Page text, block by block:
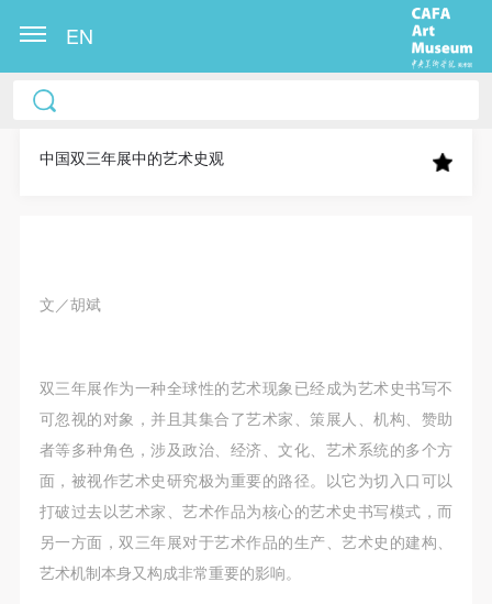
EN
中国双三年展中的艺术史观
文／胡斌
双三年展作为一种全球性的艺术现象已经成为艺术史书写不
可忽视的对象，并且其集合了艺术家、策展人、机构、赞助
者等多种角色，涉及政治、经济、文化、艺术系统的多个方
面，被视作艺术史研究极为重要的路径。以它为切入口可以
打破过去以艺术家、艺术作品为核心的艺术史书写模式，而
另一方面，双三年展对于艺术作品的生产、艺术史的建构、
艺术机制本身又构成非常重要的影响。
中央美术学院美术馆出版授权协议书
称“CAFAM”），愿意将本人参与中央美术学院美术馆
它数字媒体形式公开出版，并同意编入《中国知识资
术馆资料库》等相关资料、文献、档案机构和平台，
在中央美术学院中使用和在互联网上传播，同意按相
关“章程”规定享受相关权益。
中央美术学院美术馆活动安全免责协议书
第一条
本次活动公平公正、自愿参加与退出、风险与责任自
负的原则。但活动有风险，参加者应有必要的风险意
中央美术学院美术馆出版授权协议书
称“CAFAM”），愿意将本人参与中央美术学院美术馆
它数字媒体形式公开出版，并同意编入《中国知识资
术馆资料库》等相关资料、文献、档案机构和平台，
在中央美术学院中使用和在互联网上传播，同意按相
关“章程”规定享受相关权益。
中央美术学院美术馆活动安全免责协议书
第一条
本次活动公平公正、自愿参加与退出、风险与责任自
负的原则。但活动有风险，参加者应有必要的风险意
中央美术学院美术馆出版授权协议书
称“CAFAM”），愿意将本人参与中央美术学院美术馆
它数字媒体形式公开出版，并同意编入《中国知识资
术馆资料库》等相关资料、文献、档案机构和平台，
在中央美术学院中使用和在互联网上传播，同意按相
关“章程”规定享受相关权益。
中央美术学院美术馆活动安全免责协议书
第一条
本次活动公平公正、自愿参加与退出、风险与责任自
负的原则。但活动有风险，参加者应有必要的风险意